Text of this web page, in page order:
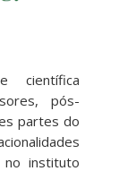
científica
pós-
partes do
no instituto